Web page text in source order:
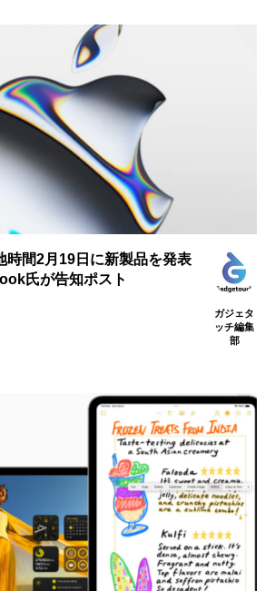
時間2月19日に新製品を発表
氏が告知ポスト
ガジェタ
ッチ編集
部